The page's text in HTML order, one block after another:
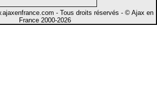
- Tous droits réservés - © Ajax en
France 2000-2026